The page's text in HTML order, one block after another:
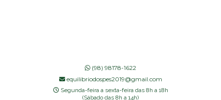
(98) 98178-1622
equilibriodospes2019@gmail.com
Segunda-feira a sexta-feira das 8h a 18h
(Sábado das 8h a 14h)